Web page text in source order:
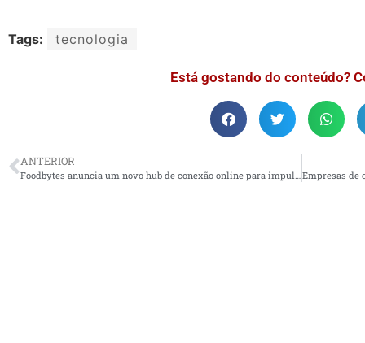
Tags: tecnologia
Está gostando do conteúdo?
ANTERIOR